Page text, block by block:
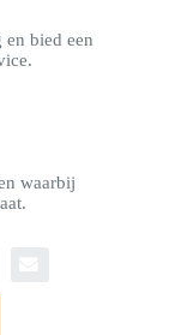
bied een
waarbij